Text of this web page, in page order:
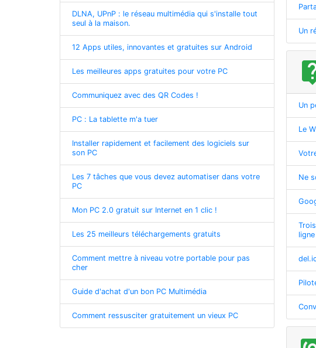
DLNA, UPnP : le réseau multimédia qui s'installe tout
seul à la maison.
12 Apps utiles, innovantes et gratuites sur Android
Les meilleures apps gratuites pour votre PC
Communiquez avec des QR Codes !
PC : La tablette m'a tuer
Installer rapidement et facilement des logiciels sur
son PC
Les 7 tâches que vous devez automatiser dans votre
PC
Mon PC 2.0 gratuit sur Internet en 1 clic !
Les 25 meilleurs téléchargements gratuits
Comment mettre à niveau votre portable pour pas
cher
Guide d'achat d'un bon PC Multimédia
Comment ressusciter gratuitement un vieux PC
Un
Un
Le
Ne
ligne